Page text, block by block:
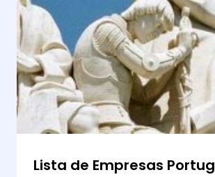
Lista de Empresas